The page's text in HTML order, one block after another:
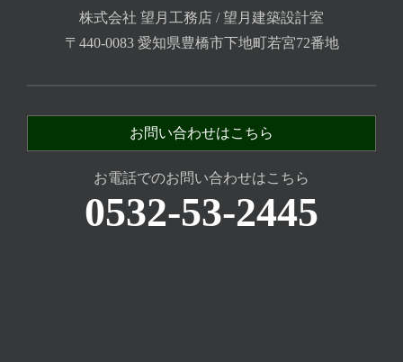
株式会社 望月工務店 / 望月建築設計室
〒440-0083 愛知県豊橋市下地町若宮72番地
お問い合わせはこちら
お電話でのお問い合わせはこちら
0532-53-2445